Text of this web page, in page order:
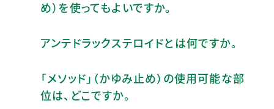
め）を使ってもよいですか。
アンテドラックステロイドとは何ですか。
「メソッド」（かゆみ止め）の使用可能な部
位は、どこですか。